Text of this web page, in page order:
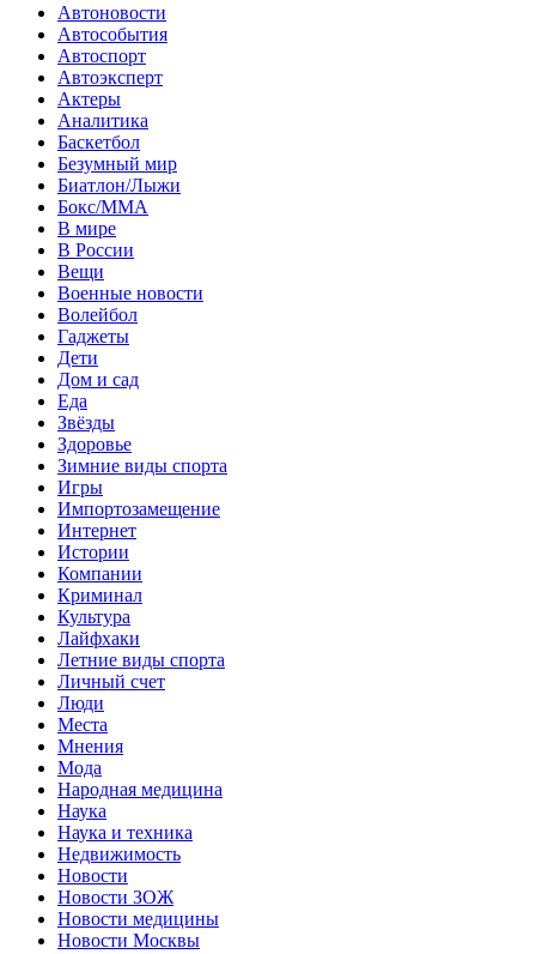
Автоновости
Автособытия
Автоспорт
Автоэксперт
Актеры
Аналитика
Баскетбол
Безумный мир
Биатлон/Лыжи
Бокс/MMA
В мире
В России
Вещи
Военные новости
Волейбол
Гаджеты
Дети
Дом и сад
Еда
Звёзды
Здоровье
Зимние виды спорта
Игры
Импортозамещение
Интернет
Истории
Компании
Криминал
Культура
Лайфхаки
Летние виды спорта
Личный счет
Люди
Места
Мнения
Мода
Народная медицина
Наука
Наука и техника
Недвижимость
Новости
Новости ЗОЖ
Новости медицины
Новости Москвы